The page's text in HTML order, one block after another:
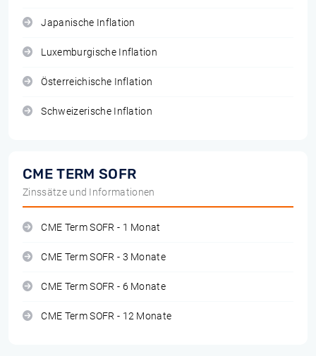
Japanische Inflation
Luxemburgische Inflation
Österreichische Inflation
Schweizerische Inflation
CME TERM SOFR
Zinssätze und Informationen
CME Term SOFR - 1 Monat
CME Term SOFR - 3 Monate
CME Term SOFR - 6 Monate
CME Term SOFR - 12 Monate